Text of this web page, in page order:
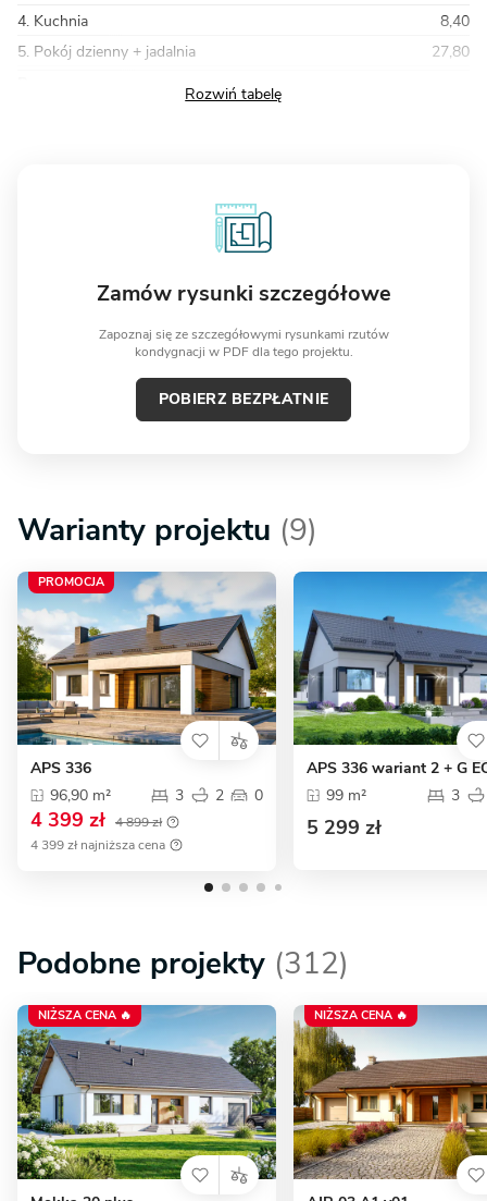
4. Kuchnia
8,40
5. Pokój dzienny + jadalnia
27,80
Zamów rysunki szczegółowe
Zapoznaj się ze szczegółowymi rysunkami rzutów
kondygnacji w PDF dla tego projektu.
POBIERZ BEZPŁATNIE
Warianty projektu (9)
PROMOCJA
APS 336
96,90 m²
3 2 0
4 399 zł 4 899 zł
4 399 zł najniższa cena
APS 336 wariant 2 + G
99 m²
3
5 299 zł
Podobne projekty (312)
NIŻSZA CENA 🔥 NIŻSZA CENA 🔥